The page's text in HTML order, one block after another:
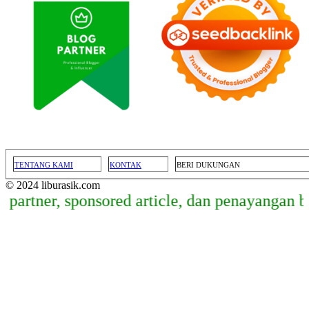
TENTANG KAMI KONTAK BERI DUKUNGAN
© 2024 liburasik.com
article, dan penayangan